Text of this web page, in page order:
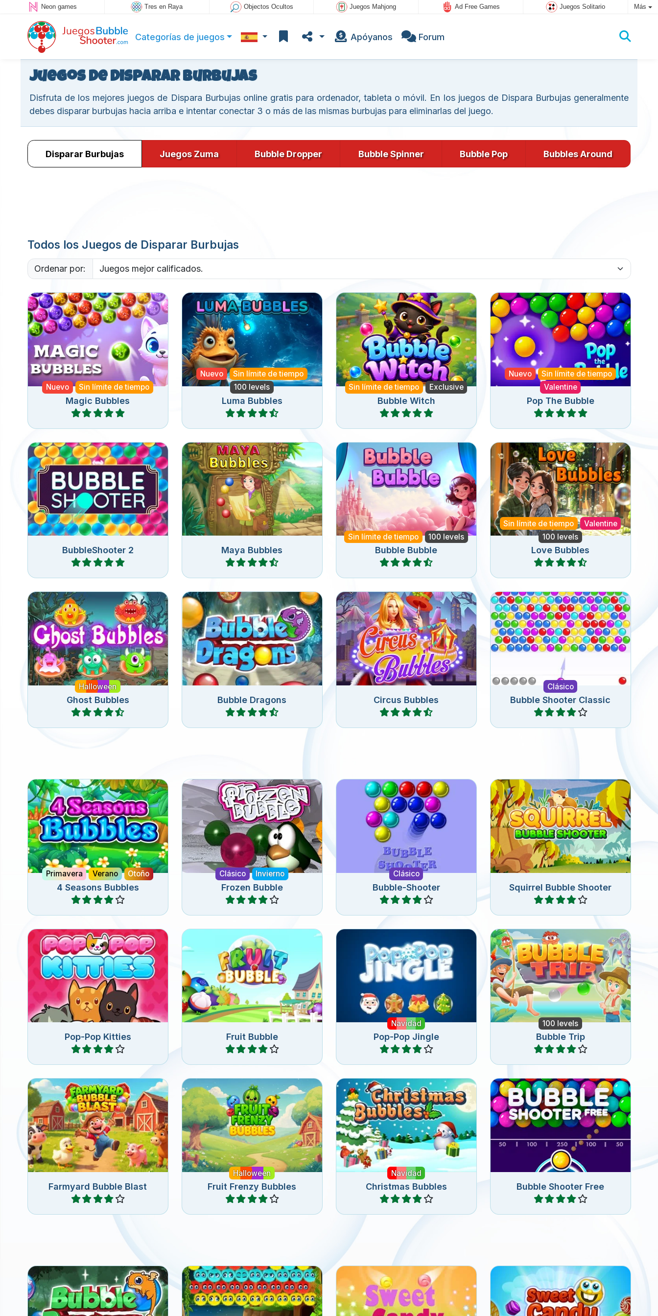
Neon games Tres en Raya Objectos Ocultos Juegos Mahjong Ad Free Games Juegos Solitario Más
Categorías de juegos Apóyanos Forum
Juegos de Disparar Burbujas
Disfruta de los mejores juegos de Dispara Burbujas online gratis para ordenador, tableta o móvil. En los juegos de Dispara Burbujas generalmente
debes disparar burbujas hacia arriba e intentar conectar 3 o más de las mismas burbujas para eliminarlas del juego.
Disparar Burbujas Juegos Zuma Bubble Dropper Bubble Spinner Bubble Pop Bubbles Around
Todos los Juegos de Disparar Burbujas
Ordenar por:
Nuevo Sin límite de tiempo
Magic Bubbles
Un juego de disparos de
burbujas mágico y sin fin.
Jugar
Nuevo
Sin límite de tiempo
100 levels
Luma Bubbles
Sumérgete en este juego de
disparar burbujas con niveles
ambientados en las
profundidades del océano.
Jugar
Sin límite de tiempo Exclusive
Bubble Witch
Ayuda a la bruja en este juego
de disparar burbujas y rescata a
las mascotas.
Jugar
Nuevo
Sin límite de tiempo
Valentine
Pop The Bubble
Un juego sin fin repleto de
diversión con Bubble Pop.
Jugar
BubbleShooter 2
Apunta y dispara burbujas en
este divertido juego de disparar
burbujas.
Jugar Maya Bubbles
Retira todas las burbujas
alrededor del llavero en 120
niveles.
Jugar
Sin límite de tiempo 100 levels
Bubble Bubble
Elimina todas las burbujas en
este juego Bubbly Bubble
Jugar
Sin límite de tiempo
Valentine
100 levels
Love Bubbles
Love is in the air in this Valentine
Bubble Shooter Game.
Jugar
Halloween
Ghost Bubbles
Juego de disparar a las
burbujas para Halloween: libera
a los fantasmas.
Jugar Bubble Dragons
Dispara burbujas y descascara
los huevos del dragón.
Jugar Circus Bubbles
Juego de Bubble Shooter con
Circus Balls.
Jugar
Clásico
Bubble Shooter Classic
Remake del clásico juego de
disparar burbujas.
Jugar
Primavera Verano Otoño
4 Seasons Bubbles
Juega 160 niveles de disparar
burbujas en 4 temporadas.
Jugar
Clásico Invierno
Frozen Bubble
Remake del clásico juego
Frozen Bubble Shooter.
Jugar
Clásico
Bubble-Shooter
El clásico juego de Bubble
Shooter.
Jugar Squirrel Bubble Shooter
Dispara burbujas y recoge
todas las bellotas.
Jugar
Pop-Pop Kitties
Explota todos los gatitos en
300 niveles diferentes de
Bubble Shooter.
Jugar Fruit Bubble
Elimina todas las frutas en este
juego Fruity Bubble Shooter.
Jugar
Navidad
Pop-Pop Jingle
330 niveles de diversión de
bubble pop para Navidad.
Jugar
100 levels
Bubble Trip
Dispara burbujas en un viaje
alrededor del mundo.
Jugar
Farmyard Bubble Blast
Dispara burbujas en el corral.
Jugar
Halloween
Fruit Frenzy Bubbles
Juego de disparar burbujas con
frutas para Halloween.
Jugar
Navidad
Christmas Bubbles
Divertido juego de burbujas
para navidad.
Jugar Bubble Shooter Free
Juego de disparos de burbujas
gratis.
Jugar
Nuevos niveles: Dispara
burbujas y descascara los
Rescata a los adorables Fuzzies
antes de que queden
Dispara dulces burbujas de
golosina en este colorido juego
Dispara caramelos de colores
en este juego de Bubble